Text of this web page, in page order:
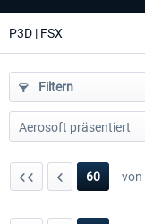
P3D | FSX
Filtern
60 von